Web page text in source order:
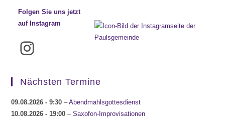
Folgen Sie uns jetzt
auf Instagram
Instagram
Nächsten Termine
09.08.2026 - 9:30 –Abendmahlsgottesdienst
10.08.2026 - 19:00 –Saxofon-Improvisationen